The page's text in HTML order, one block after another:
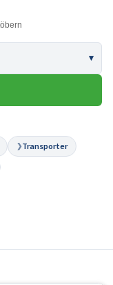
❯Transporter